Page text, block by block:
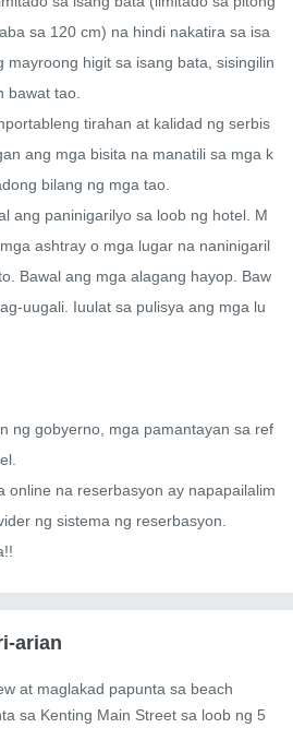
sa 120 cm) na hindi nakatira sa isa
mayroong higit sa isang bata, sisingilin
bawat tao.
tirahan at kalidad ng serbis
ang mga bisita na manatili sa mga k
bilang ng mga tao.
ang paninigarilyo sa loob ng hotel. M
ashtray o mga lugar na naninigaril
Bawal ang mga alagang hayop. Baw
uugali. Iuulat sa pulisya ang mga lu
ng gobyerno, mga pamantayan sa ref
online na reserbasyon ay napapailalim
ng sistema ng reserbasyon.
arian
at maglakad papunta sa beach
sa Kenting Main Street sa loob ng 5